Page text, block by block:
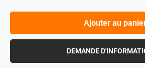
Ajouter au
DEMANDE